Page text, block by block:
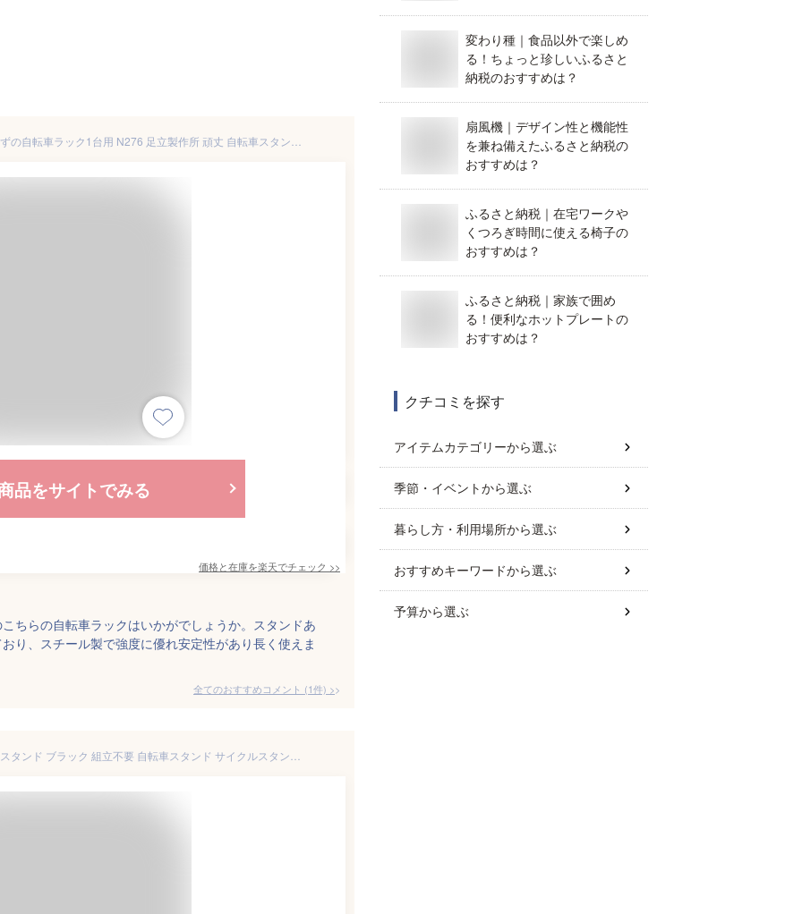
品をサイトでみる
価格と在庫を楽天でチェック >>
ちらの自転車ラックはいかがでしょうか。スタンドあ
り、スチール製で強度に優れ安定性があり長く使えま
全てのおすすめコメント (1件) >
変わり種｜食品以外で楽しめ
る！ちょっと珍しいふるさと
納税のおすすめは？
扇風機｜デザイン性と機能性
を兼ね備えたふるさと納税の
おすすめは？
ふるさと納税｜在宅ワークや
くつろぎ時間に使える椅子の
おすすめは？
ふるさと納税｜家族で囲め
る！便利なホットプレートの
おすすめは？
クチコミを探す
アイテムカテゴリーから選ぶ
季節・イベントから選ぶ
暮らし方・利用場所から選ぶ
おすすめキーワードから選ぶ
予算から選ぶ